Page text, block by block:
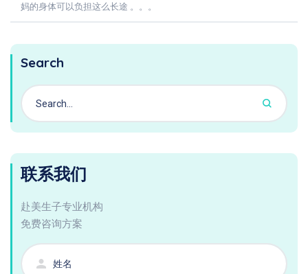
妈的身体可以负担这么长途 。。。
Search
联系我们
赴美生子专业机构
免费咨询方案